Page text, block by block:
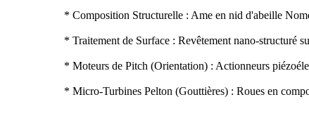
* Composition Structurelle : Ame en nid d'abeille
* Traitement de Surface : Revêtement nano-structuré
* Moteurs de Pitch (Orientation) : Actionneurs
* Micro-Turbines Pelton (Gouttières) : Roues en